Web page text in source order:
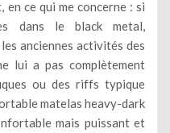
ce qui me concerne : si
dans le black metal,
anciennes activités des
lui a pas complètement
ou des riffs typique
matelas heavy-dark
mais puissant et